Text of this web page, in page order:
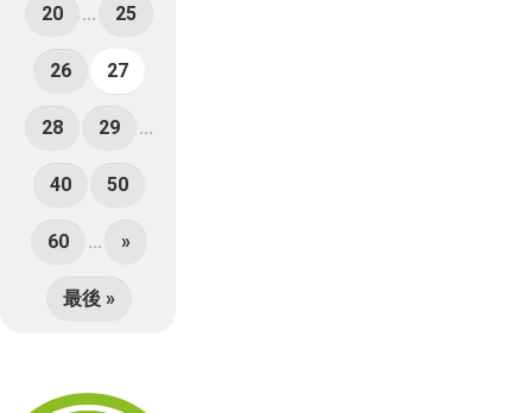
20 ... 25
26 27
28 29 ...
40 50
60 ... »
最後 »